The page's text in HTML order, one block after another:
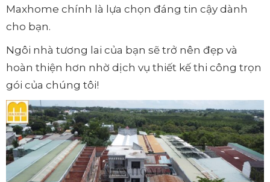
Maxhome chính là lựa chọn đáng tin cậy dành
cho bạn.
Ngôi nhà tương lai của bạn sẽ trở nên đẹp và
hoàn thiện hơn nhờ dịch vụ thiết kế thi công trọn
gói của chúng tôi!